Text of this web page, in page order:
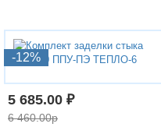
-12%
5 685.00 ₽
6 460.00р